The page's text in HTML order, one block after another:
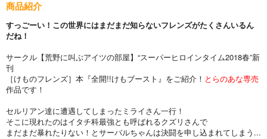
商品紹介
すっごーい！この世界にはまだまだ知らないフレンズがたくさんいるん
だね！
サークル【荒野に叫ぶアイツの部屋】“スーパーヒロインタイム2018春”新
刊
［けものフレンズ］本『全開!!けもブースト』をご紹介！ とらのあな専売
作品です！
セルリアン達に遭遇してしまったミライさん一行！
そこに現れたのはイタチ科最強とも呼ばれるクズリさんで
まだまだ暴れたりない！とサーバルちゃんは決闘を申し込まれてしまう...